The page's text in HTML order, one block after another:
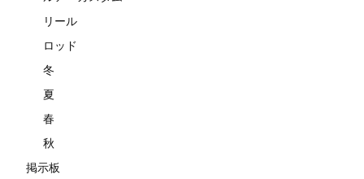
リール
ロッド
冬
夏
春
秋
掲示板